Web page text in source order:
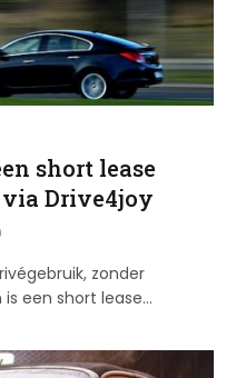
short lease
Drive4joy
zonder
een short lease…